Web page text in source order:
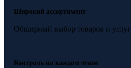
Широкий ассортимент
Обширный выбор товаров и услуг
Контроль на каждом этапе